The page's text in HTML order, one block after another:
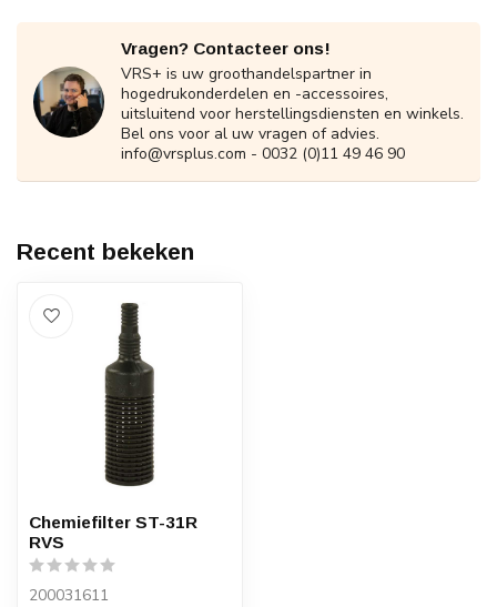
Vragen? Contacteer ons!
VRS+ is uw groothandelspartner in
hogedrukonderdelen en -accessoires,
uitsluitend voor herstellingsdiensten en winkels.
Bel ons voor al uw vragen of advies.
info@vrsplus.com - 0032 (0)11 49 46 90
Recent bekeken
Chemiefilter ST-31R
RVS
200031611